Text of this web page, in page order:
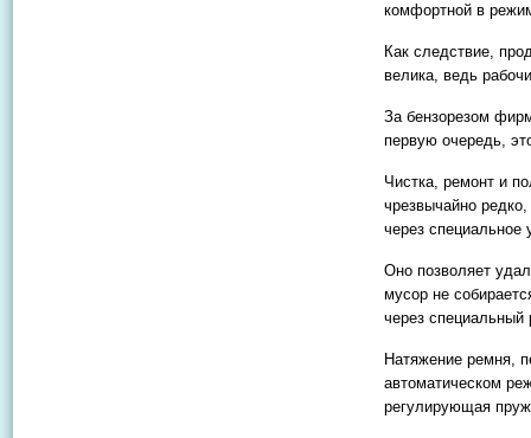
комфортной в
Как следствие,
велика, ведь
За бензорезом
первую очередь,
Чистка, ремонт и
чрезвычайно
через специальное
Оно позволяет
мусор не
через специальный
Натяжение ремня,
автоматическом
регулирующая